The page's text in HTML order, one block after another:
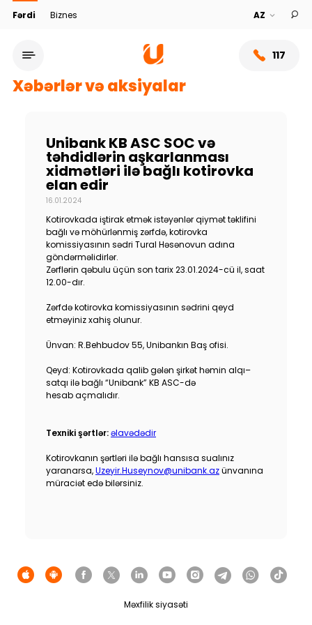
Fərdi Biznes
117
Xidmət şəbəkəsi
Dayanıqlılıq
İnsan Resursları
Əlaqə və təkliflər
Xəbərlər və aksiyalar
Unibank KB ASC SOC və
təhdidlərin aşkarlanması
xidmətləri ilə bağlı kotirovka
elan edir
16.01.2024
Kotirovkada iştirak etmək istəyənlər qiymət təklifini
bağlı və möhürlənmiş zərfdə, kotirovka
komissiyasının sədri Tural Həsənovun adına
göndərməlidirlər.
Zərflərin qəbulu üçün son tarix 23.01.2024-cü il, saat
12.00-dır.
Zərfdə kotirovka komissiyasının sədrini qeyd
etməyiniz xahiş olunur.
Ünvan: R.Behbudov 55, Unibankın Baş ofisi.
Qeyd: Kotirovkada qalib gələn şirkət həmin alqı–
satqı ilə bağlı “Unibank” KB ASC-də
hesab açmalıdır.
Texniki şərtlər:əlavədədir
Kotirovkanın şərtləri ilə bağlı hansısa sualınız
yaranarsa,Uzeyir.Huseynov@unibank.azünvanına
müraciət edə bilərsiniz.
Məxfilik siyasəti